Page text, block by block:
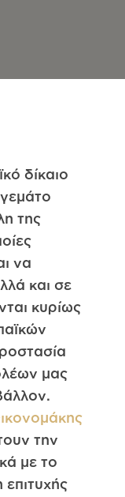
δίκαιο
της
να
και σε
κυρίως
μας
την
με το